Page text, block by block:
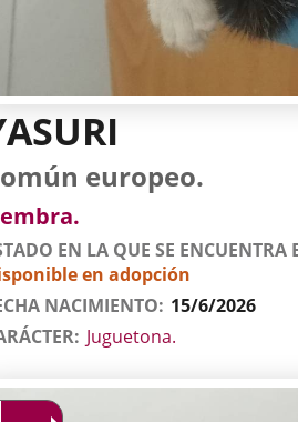
europeo.
EN LA QUE SE ENCUENTRA
en adopción
NACIMIENTO 15/6/2026
Juguetona.